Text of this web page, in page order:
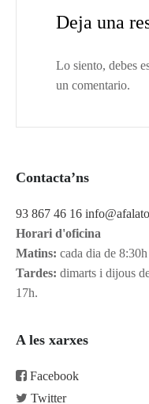
Deja una
Lo siento, debes
un comentario.
Contacta’ns
93 867 46 16
Horari d'oficina
Matins: cada dia de
Tardes: dimarts i dijous
17h.
A les xarxes
Facebook
Twitter